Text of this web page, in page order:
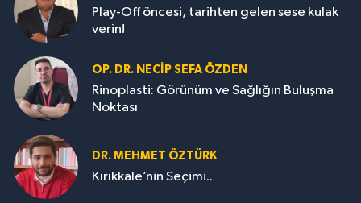
Play-Off öncesi, tarihten gelen sese kulak
verin!
OP. DR. NECIP SEFA ÖZDEN
Rinoplasti: Görünüm ve Sağlığın Buluşma
Noktası
DR. MEHMET ÖZTÜRK
Kırıkkale’nin Seçimi..